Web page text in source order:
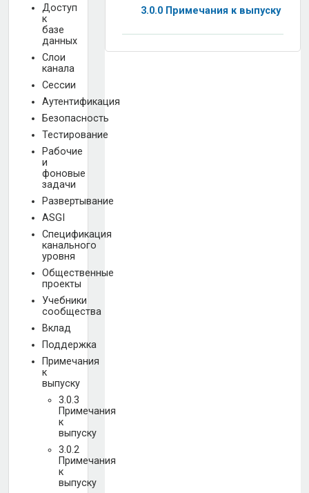
Доступ
к
базе
данных
Слои
канала
Сессии
Аутентификация
Безопасность
Тестирование
Рабочие
и
фоновые
задачи
Развертывание
ASGI
Спецификация
канального
уровня
Общественные
проекты
Учебники
сообщества
Вклад
Поддержка
Примечания
к
выпуску
3.0.3
Примечания
к
выпуску
3.0.2
Примечания
к
выпуску
3.0.0 Примечания к выпуску